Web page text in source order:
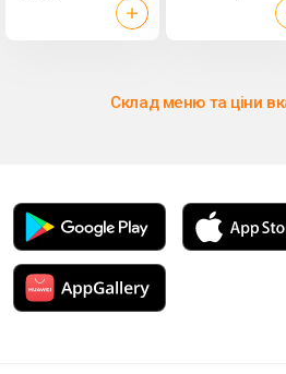
Склад меню та ціни